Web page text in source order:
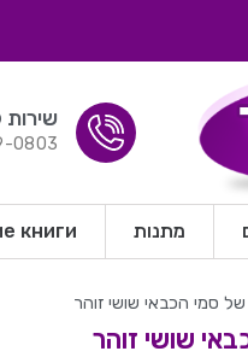
שירות
0803
מתנות книги
סמי הכבאי שושי זוהר
שושי זוהר